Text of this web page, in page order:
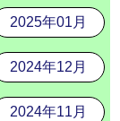
2025年01月
2024年12月
2024年11月